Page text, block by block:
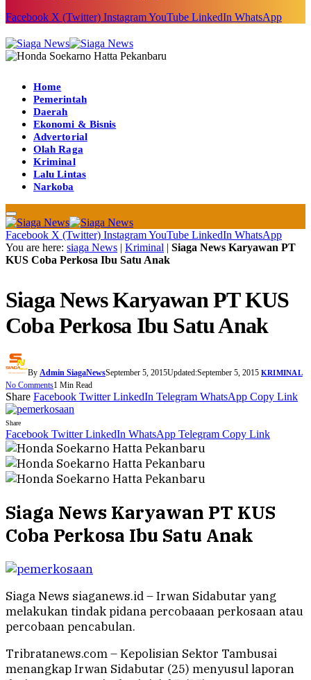
Facebook X (Twitter) InstagramYouTube LinkedIn WhatsApp
Home
Pemerintah
Daerah
Ekonomi & Bisnis
Advertorial
Olah Raga
Kriminal
Lalu Lintas
Narkoba
Facebook X (Twitter) InstagramYouTube LinkedIn WhatsApp
You are here: siaga News | Kriminal | Siaga News Karyawan PT
KUS Coba Perkosa Ibu Satu Anak
Siaga News Karyawan PT KUS
Coba Perkosa Ibu Satu Anak
By Admin SiagaNewsSeptember 5, 2015Updated:September 5, 2015 KRIMINAL
No Comments1 Min Read
Share Facebook Twitter LinkedIn Telegram WhatsApp Copy Link
Share
Facebook Twitter LinkedIn WhatsApp Telegram Copy Link
Siaga News Karyawan PT KUS
Coba Perkosa Ibu Satu Anak
Siaga News siaganews.id – Irwan Sidabutar yang
melakukan tindak pidana percobaaan perkosaan atau
percobaan pencabulan.
Tribratanews.com – Kepolisian Sektor Tambusai
menangkap Irwan Sidabutar (25) menyusul laporan